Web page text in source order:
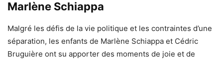
Marlène Schiappa
Malgré les défis de la vie politique et les contraintes d’une
séparation, les enfants de Marlène Schiappa et Cédric
Bruguière ont su apporter des moments de joie et de